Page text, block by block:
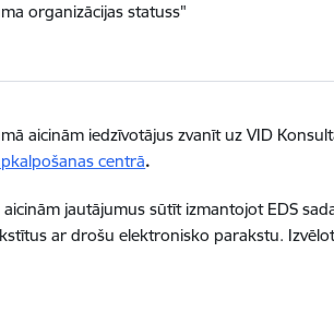
organizācijas statuss"
aicinām iedzīvotājus zvanīt uz VID
centrā.
jautājumus sūtīt izmantojot EDS
ar drošu elektronisko parakstu.